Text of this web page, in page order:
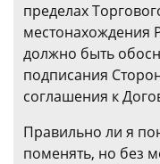
пределах
местонахождения
должно быть
подписания
соглашения к
Правильно ли я
поменять, но без